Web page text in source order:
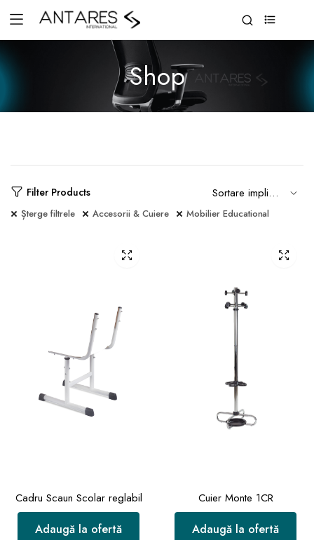
Shop
Filter Products
Șterge filtrele Accesorii & Cuiere Mobilier Educational
Cadru Scaun Scolar reglabil
Adaugă la ofertă
Cuier Monte 1CR
Adaugă la ofertă